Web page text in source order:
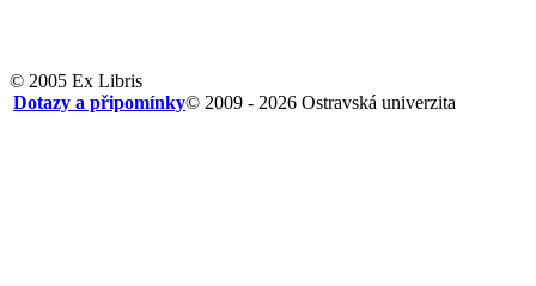
© 2005 Ex Libris
© 2009 - 2026 Ostravská univerzita
Dotazy a připomínky